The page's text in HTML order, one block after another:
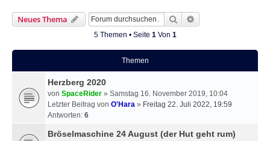
Neues Thema Suche
5 Themen • Seite 1Von 1
Themen
Herzberg 2020
von SpaceRider » Samstag 16. November 2019, 10:04
Letzter Beitrag von O'Hara » Freitag 22. Juli 2022, 19:59
Antworten: 6
Bröselmaschine 24 August (der Hut geht rum)